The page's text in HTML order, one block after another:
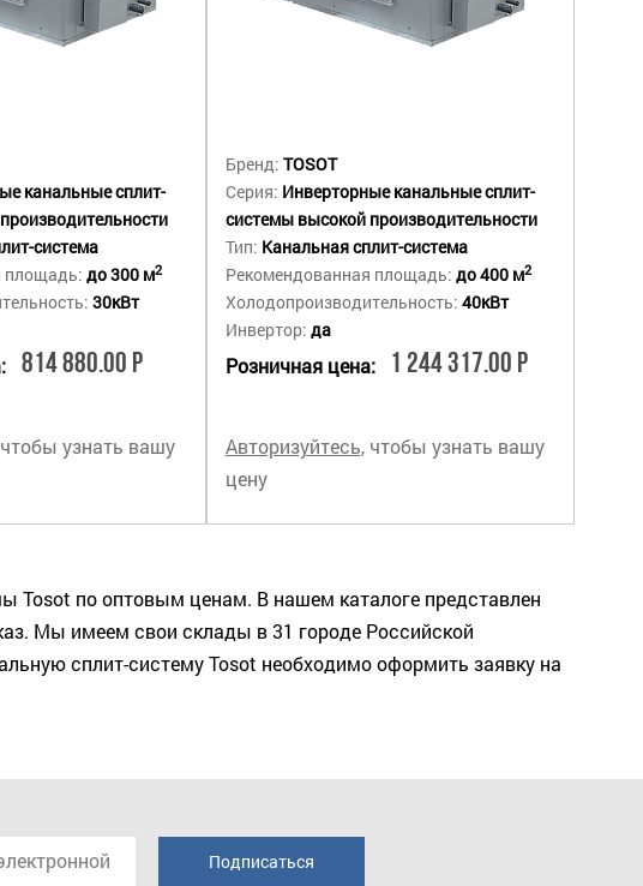
канальные сплит-
система
площадь: до 300 м2
30кВт
814 880.00 Р
узнать вашу
Бренд: TOSOT
Серия: Инверторные канальные сплит-
системы высокой производительности
Тип: Канальная сплит-система
Рекомендованная площадь: до 400 м2
Холодопроизводительность: 40кВт
Инвертор: да
Розничная цена: 1 244 317.00 Р
Авторизуйтесь, чтобы узнать вашу
цену
Tosot по оптовым ценам. В нашем каталоге представлен
Мы имеем свои склады в 31 городе Российской
сплит-систему Tosot необходимо оформить заявку на